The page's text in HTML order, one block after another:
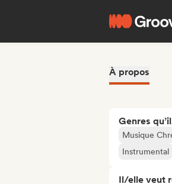
À propos
Genres
Musique
Instrumental
Il/elle veut